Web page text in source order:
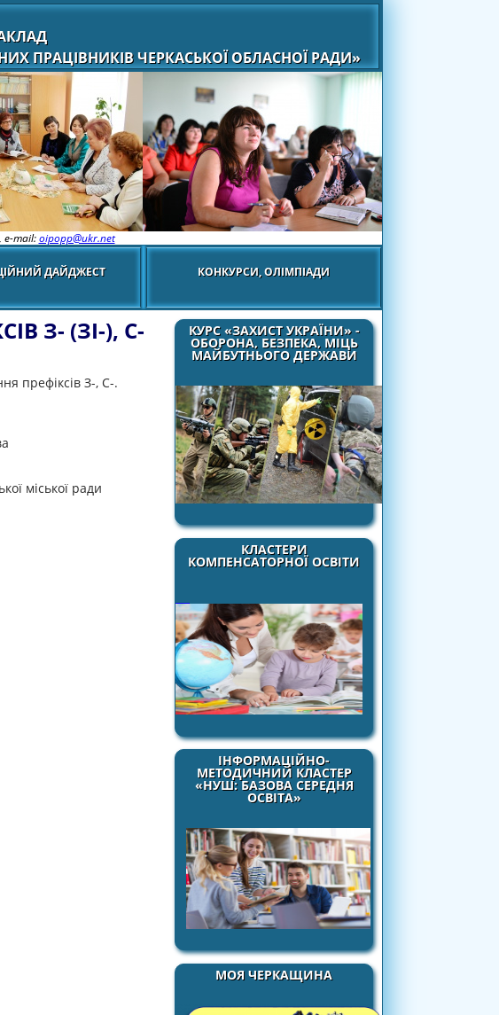
ПРАЦІВНИКІВ ЧЕРКАСЬКОЇ ОБЛАСНОЇ РАДИ»
e-mail:oipopp@ukr.net
ДАЙДЖЕСТ КОНКУРСИ, ОЛІМПІАДИ
КУРС «ЗАХИСТ УКРАЇНИ» -
ОБОРОНА, БЕЗПЕКА, МІЦЬ
МАЙБУТНЬОГО ДЕРЖАВИ
КЛАСТЕРИ
КОМПЕНСАТОРНОЇ ОСВІТИ
ІНФОРМАЦІЙНО-
МЕТОДИЧНИЙ КЛАСТЕР
«НУШ: БАЗОВА СЕРЕДНЯ
ОСВІТА»
МОЯ ЧЕРКАЩИНА
З- (ЗІ-), С-
префіксів З-, С-.
міської ради